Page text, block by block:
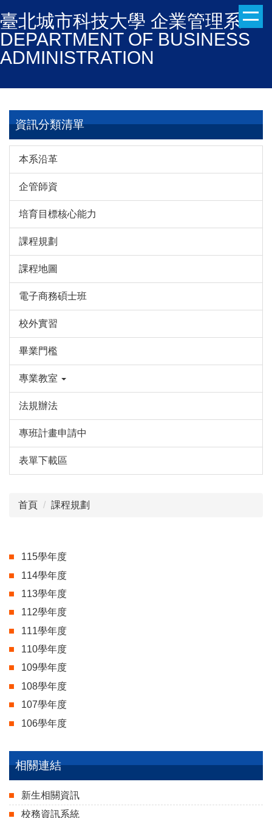
到
主
要
臺北城市科技大學 企業管理系
DEPARTMENT OF BUSINESS
ADMINISTRATION
資訊分類清單
本系沿革
企管師資
培育目標核心能力
課程規劃
課程地圖
電子商務碩士班
校外實習
畢業門檻
專業教室
法規辦法
專班計畫申請中
表單下載區
首頁 課程規劃
115學年度
114學年度
113學年度
112學年度
111學年度
110學年度
109學年度
108學年度
107學年度
106學年度
相關連結
新生相關資訊
校務資訊系統